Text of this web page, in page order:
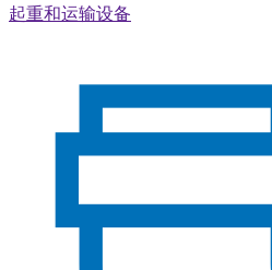
起重和运输设备